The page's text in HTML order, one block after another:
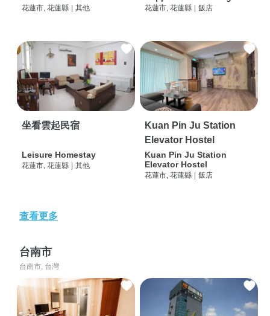
花蓮市, 花蓮縣 其他 花蓮市, 花蓮縣 飯店
坐看雲起民宿
Leisure Homestay
花蓮市, 花蓮縣 其他
Kuan Pin Ju Station
Elevator Hostel
Kuan Pin Ju Station
Elevator Hostel
花蓮市, 花蓮縣 飯店
查看更多
台南市
台南市, 台灣